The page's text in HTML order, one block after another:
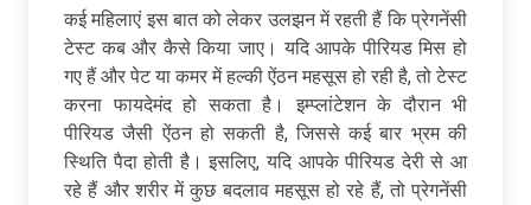
कई महिलाएं इस बात को लेकर उलझन में रहती हैं कि प्रेगनेंसी
टेस्ट कब और कैसे किया जाए। यदि आपके पीरियड मिस हो
गए हैं और पेट या कमर में हल्की ऐंठन महसूस हो रही है, तो टेस्ट
करना फायदेमंद हो सकता है। इम्प्लांटेशन के दौरान भी
पीरियड जैसी ऐंठन हो सकती है, जिससे कई बार भ्रम की
स्थिति पैदा होती है। इसलिए, यदि आपके पीरियड देरी से आ
रहे हैं और शरीर में कुछ बदलाव महसूस हो रहे हैं, तो प्रेगनेंसी